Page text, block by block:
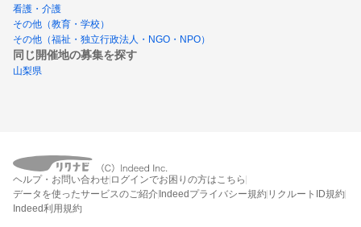
看護・介護
その他（教育・学校）
その他（福祉・独立行政法人・NGO・NPO）
同じ開催地の募集を探す
山梨県
エントリーするとプログラムの詳細案内を
受け取れるようになります
ヘルプ・お問い合わせ ログインでお困りの方はこちら
データを使ったサービスのご紹介 Indeedプライバシー規約 リクルートID規約
Indeed利用規約